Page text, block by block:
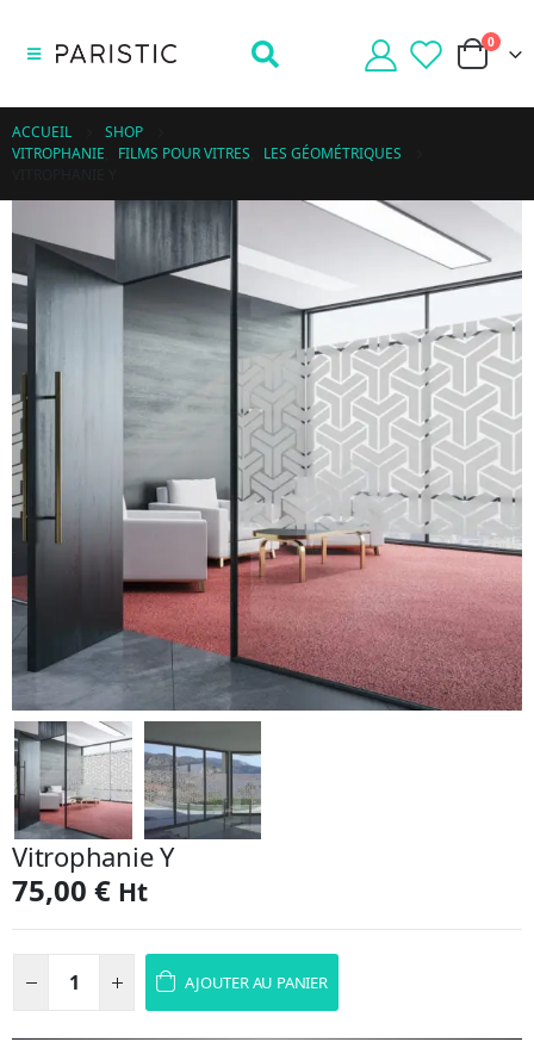
0
ACCUEIL
SHOP
VITROPHANIE
FILMS POUR VITRES
LES GÉOMÉTRIQUES
Vitrophanie Y
75,00 € Ht
AJOUTER AU PANIER